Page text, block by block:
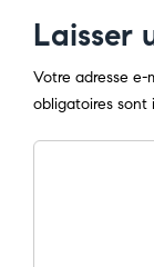
Laisser
Votre adresse e-
obligatoires sont